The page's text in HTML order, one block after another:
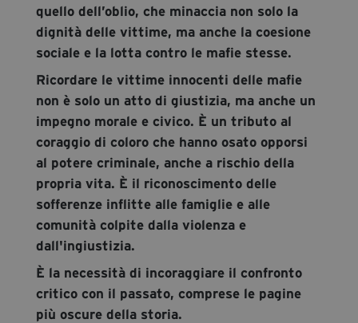
quello dell’oblio, che minaccia non solo la
dignità delle vittime, ma anche la coesione
sociale e la lotta contro le mafie stesse.
Ricordare le vittime innocenti delle mafie
non è solo un atto di giustizia, ma anche un
impegno morale e civico. È un tributo al
coraggio di coloro che hanno osato opporsi
al potere criminale, anche a rischio della
propria vita. È il riconoscimento delle
sofferenze inflitte alle famiglie e alle
comunità colpite dalla violenza e
dall'ingiustizia.
È la necessità di incoraggiare il confronto
critico con il passato, comprese le pagine
più oscure della storia.